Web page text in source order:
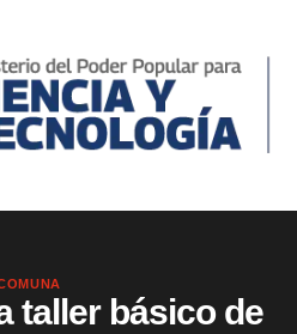
taller básico de